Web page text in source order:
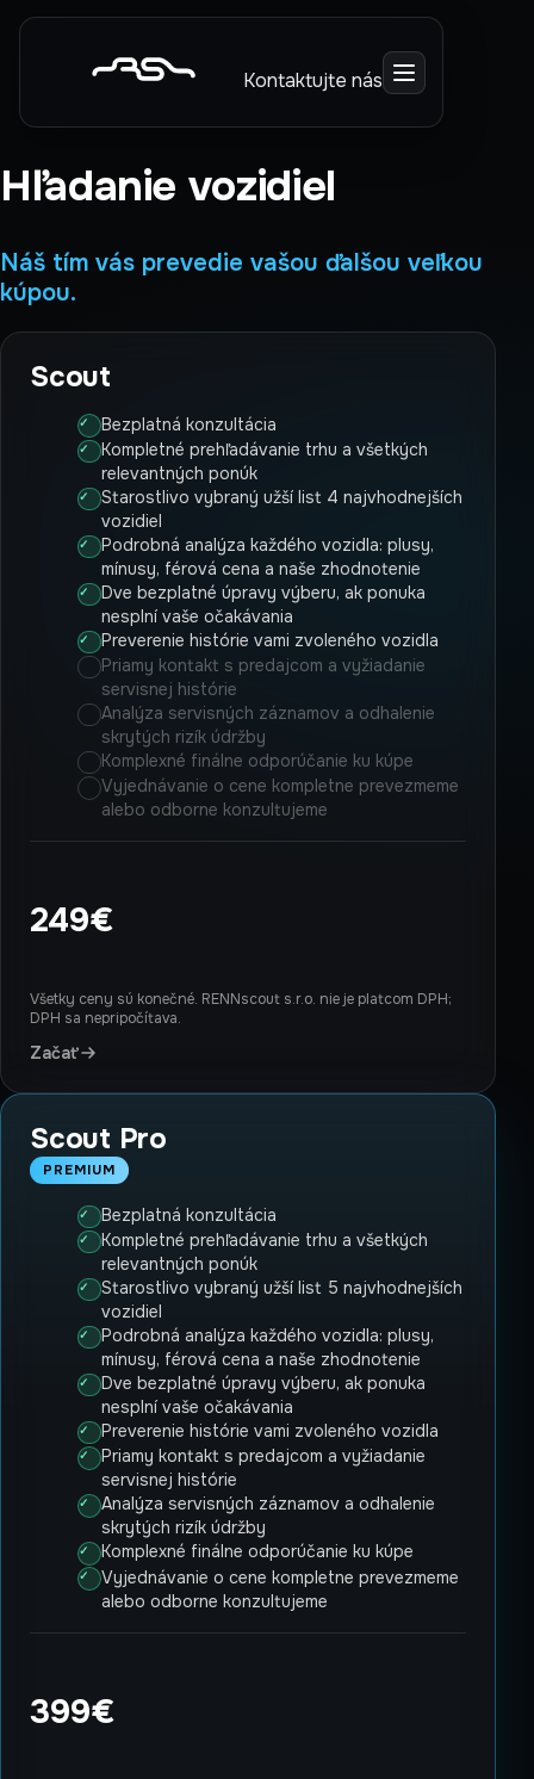
Kontaktujte nás
Hľadanie vozidiel
Náš tím vás prevedie vašou ďalšou veľkou
kúpou.
Scout
Bezplatná konzultácia
Kompletné prehľadávanie trhu a všetkých
relevantných ponúk
Starostlivo vybraný užší list 4 najvhodnejších
vozidiel
Podrobná analýza každého vozidla: plusy,
mínusy, férová cena a naše zhodnotenie
Dve bezplatné úpravy výberu, ak ponuka
nesplní vaše očakávania
Preverenie histórie vami zvoleného vozidla
Priamy kontakt s predajcom a vyžiadanie
servisnej histórie
Analýza servisných záznamov a odhalenie
skrytých rizík údržby
Komplexné finálne odporúčanie ku kúpe
Vyjednávanie o cene kompletne prevezmeme
alebo odborne konzultujeme
249€
Všetky ceny sú konečné. RENNscout s.r.o. nie je platcom DPH;
DPH sa nepripočítava.
Začať
Scout Pro
PREMIUM
Bezplatná konzultácia
Kompletné prehľadávanie trhu a všetkých
relevantných ponúk
Starostlivo vybraný užší list 5 najvhodnejších
vozidiel
Podrobná analýza každého vozidla: plusy,
mínusy, férová cena a naše zhodnotenie
Dve bezplatné úpravy výberu, ak ponuka
nesplní vaše očakávania
Preverenie histórie vami zvoleného vozidla
Priamy kontakt s predajcom a vyžiadanie
servisnej histórie
Analýza servisných záznamov a odhalenie
skrytých rizík údržby
Komplexné finálne odporúčanie ku kúpe
Vyjednávanie o cene kompletne prevezmeme
alebo odborne konzultujeme
399€